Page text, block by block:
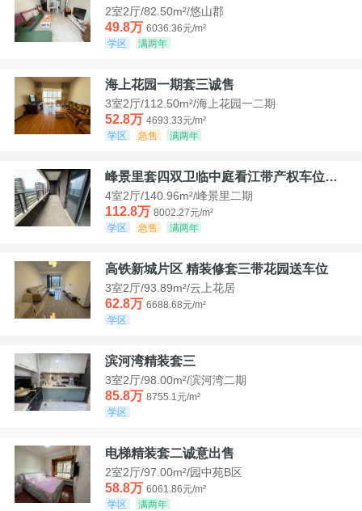
2室2厅/82.50m²/悠山郡
49.8万 6036.36元/m²
学区
满两年
海上花园一期套三诚售
3室2厅/112.50m²/海上花园一二期
52.8万 4693.33元/m²
学区
急售 满两年
峰景里套四双卫临中庭看江带产权车位诚售
4室2厅/140.96m²/峰景里二期
112.8万 8002.27元/m²
学区
急售 满两年
高铁新城片区 精装修套三带花园送车位
3室2厅/93.89m²/云上花居
62.8万 6688.68元/m²
学区
滨河湾精装套三
3室2厅/98.00m²/滨河湾二期
85.8万 8755.1元/m²
学区
电梯精装套二诚意出售
2室2厅/97.00m²/园中苑B区
58.8万 6061.86元/m²
学区
满两年